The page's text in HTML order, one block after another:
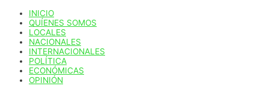
contenido
INICIO
QUÍENES SOMOS
LOCALES
NACIONALES
INTERNACIONALES
POLÍTICA
ECONÓMICAS
OPINIÓN